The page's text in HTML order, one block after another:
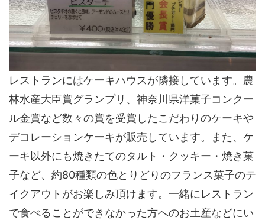
レストランにはケーキハウスが隣接しています。農
林水産大臣賞グランプリ、神奈川県洋菓子コンクー
ル金賞など数々の賞を受賞したこだわりのケーキや
デコレーションケーキが販売しています。また、ケ
ーキ以外にも焼きたてのタルト・クッキー・焼き菓
子など、 約80種類の色とりどりのフランス菓子のテ
イクアウトがお楽しみ頂けます。一緒にレストラン
で食べることができなかった方へのお土産などにい